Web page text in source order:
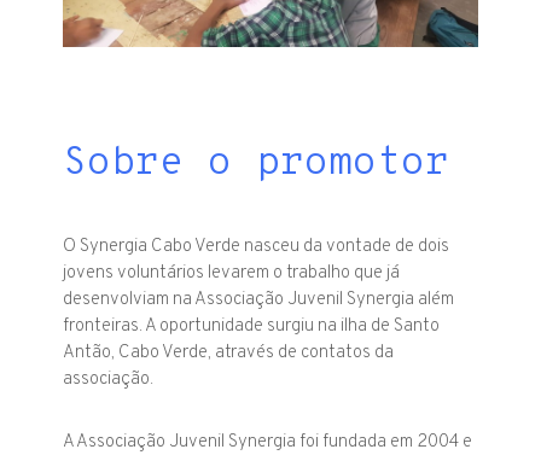
Sobre o promotor
O Synergia Cabo Verde nasceu da vontade de dois
jovens voluntários levarem o trabalho que já
desenvolviam na Associação Juvenil Synergia além
fronteiras. A oportunidade surgiu na ilha de Santo
Antão, Cabo Verde, através de contatos da
associação.
A Associação Juvenil Synergia foi fundada em 2004 e